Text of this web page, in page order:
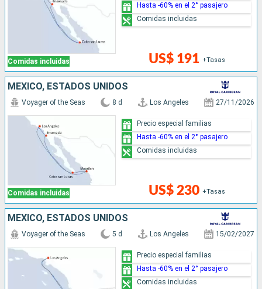
Comidas incluidas US$ 191 +Tasas
Hasta -60% en el 2° pasajero
Comidas incluidas
MÉXICO, ESTADOS UNIDOS
Comidas incluidas
Voyager of the Seas 8 d Los Angeles 27/11/2026
US$ 230 +Tasas
Precio especial familias
Hasta -60% en el 2° pasajero
Comidas incluidas
MÉXICO, ESTADOS UNIDOS
Voyager of the Seas 5 d Los Angeles 15/02/2027
Precio especial familias
Hasta -60% en el 2° pasajero
Comidas incluidas